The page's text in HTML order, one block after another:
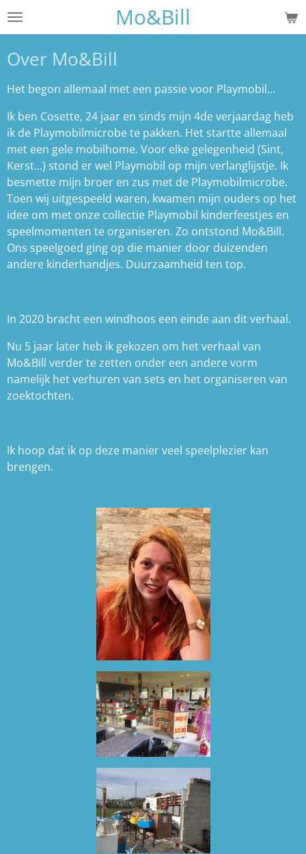
Ga
de
Mo&Bill
Over Mo&Bill
Het begon allemaal met een passie voor Playmobil...
Ik ben Cosette, 24 jaar en sinds mijn 4de verjaardag heb
ik de Playmobilmicrobe te pakken. Het startte allemaal
met een gele mobilhome. Voor elke gelegenheid (Sint,
Kerst...) stond er wel Playmobil op mijn verlanglijstje. Ik
besmette mijn broer en zus met de Playmobilmicrobe.
Toen wij uitgespeeld waren, kwamen mijn ouders op het
idee om met onze collectie Playmobil kinderfeestjes en
speelmomenten te organiseren. Zo ontstond Mo&Bill.
Ons speelgoed ging op die manier door duizenden
andere kinderhandjes. Duurzaamheid ten top.
In 2020 bracht een windhoos een einde aan dit verhaal.
Nu 5 jaar later heb ik gekozen om het verhaal van
Mo&Bill verder te zetten onder een andere vorm
namelijk het verhuren van sets en het organiseren van
zoektochten.
Ik hoop dat ik op deze manier veel speelplezier kan
brengen.